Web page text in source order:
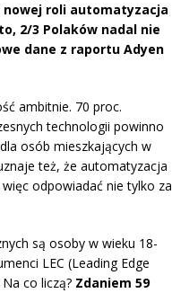
nowej roli automatyzacja
2/3 Polaków nadal nie
dane z raportu Adyen
ambitnie. 70 proc.
technologii powinno
osób mieszkających w
też, że automatyzacja
odpowiadać nie tylko za
są osoby w wieku 18-
LEC (Leading Edge
co liczą? Zdaniem 59